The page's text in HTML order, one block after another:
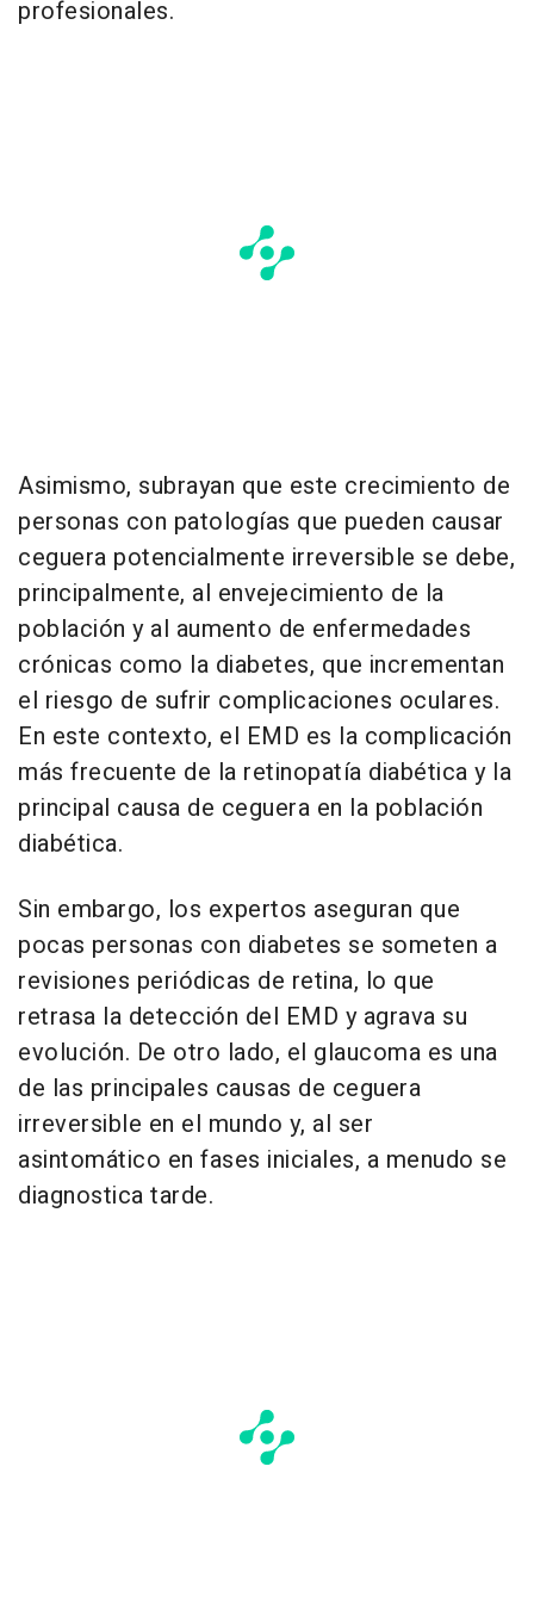
profesionales.
Asimismo, subrayan que este crecimiento de
personas con patologías que pueden causar
ceguera potencialmente irreversible se debe,
principalmente, al envejecimiento de la
población y al aumento de enfermedades
crónicas como la diabetes, que incrementan
el riesgo de sufrir complicaciones oculares.
En este contexto, el EMD es la complicación
más frecuente de la retinopatía diabética y la
principal causa de ceguera en la población
diabética.
Sin embargo, los expertos aseguran que
pocas personas con diabetes se someten a
revisiones periódicas de retina, lo que
retrasa la detección del EMD y agrava su
evolución. De otro lado, el glaucoma es una
de las principales causas de ceguera
irreversible en el mundo y, al ser
asintomático en fases iniciales, a menudo se
diagnostica tarde.